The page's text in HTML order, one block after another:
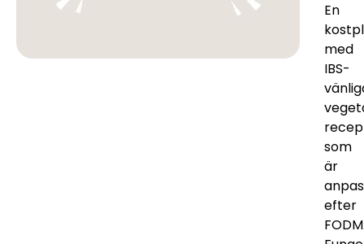
En
med
IBS-
som
är
efter